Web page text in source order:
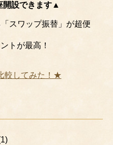
開設できます▲
スワップ振替」が超便
トが最高！
較してみた！★